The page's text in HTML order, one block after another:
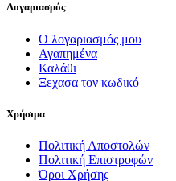
Λογαριασμός
Ο λογαριασμός μου
Αγαπημένα
Καλάθι
Ξεχασα τον κωδικό
Χρήσιμα
Πολιτική Αποστολών
Πολιτική Επιστροφών
Όροι Χρήσης